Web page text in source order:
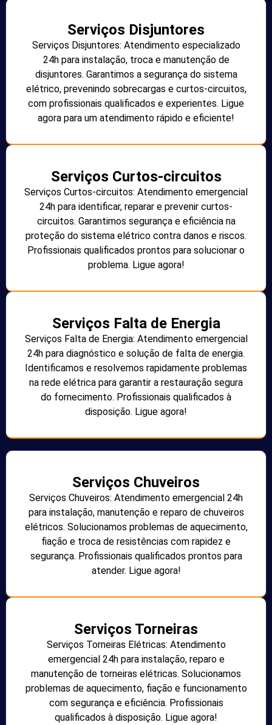
Serviços Disjuntores
Serviços Disjuntores: Atendimento especializado
24h para instalação, troca e manutenção de
disjuntores. Garantimos a segurança do sistema
elétrico, prevenindo sobrecargas e curtos-circuitos,
com profissionais qualificados e experientes. Ligue
agora para um atendimento rápido e eficiente!
Serviços Curtos-circuitos
Serviços Curtos-circuitos: Atendimento emergencial
24h para identificar, reparar e prevenir curtos-
circuitos. Garantimos segurança e eficiência na
proteção do sistema elétrico contra danos e riscos.
Profissionais qualificados prontos para solucionar o
problema. Ligue agora!
Serviços Falta de Energia
Serviços Falta de Energia: Atendimento emergencial
24h para diagnóstico e solução de falta de energia.
Identificamos e resolvemos rapidamente problemas
na rede elétrica para garantir a restauração segura
do fornecimento. Profissionais qualificados à
disposição. Ligue agora!
Serviços Chuveiros
Serviços Chuveiros: Atendimento emergencial 24h
para instalação, manutenção e reparo de chuveiros
elétricos. Solucionamos problemas de aquecimento,
fiação e troca de resistências com rapidez e
segurança. Profissionais qualificados prontos para
atender. Ligue agora!
Serviços Torneiras
Serviços Torneiras Elétricas: Atendimento
emergencial 24h para instalação, reparo e
manutenção de torneiras elétricas. Solucionamos
problemas de aquecimento, fiação e funcionamento
com segurança e eficiência. Profissionais
qualificados à disposição. Ligue agora!